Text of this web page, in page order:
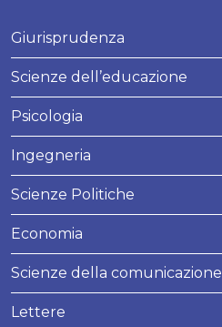
Giurisprudenza
Scienze dell’educazione
Psicologia
Ingegneria
Scienze Politiche
Economia
Scienze della comunicazione
Lettere